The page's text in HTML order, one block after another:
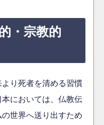
・宗教的
り死者を清める習慣
においては、仏教伝
世界へ送り出すため